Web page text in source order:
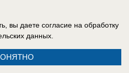
вы даете согласие на обработку
данных.